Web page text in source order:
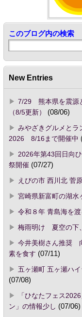
このブログ内の検索
New Entries
7/29 熊本県を震源
（8/5更新）
(08/06)
みやざきグルメとラ
2026 8/16まで開催中
2026年第43回日向
祭開催(07/27)
えびの市 西川北 菅
宮崎県新富町の湖水
令和８年 青島海を
梅雨明け 夏空の下
今井美樹さん推奨
素を食す (07/11)
五ヶ瀬町 五ヶ瀬ハ
(07/08)
「ひなたフェス
ン」の情報少し (07/06)